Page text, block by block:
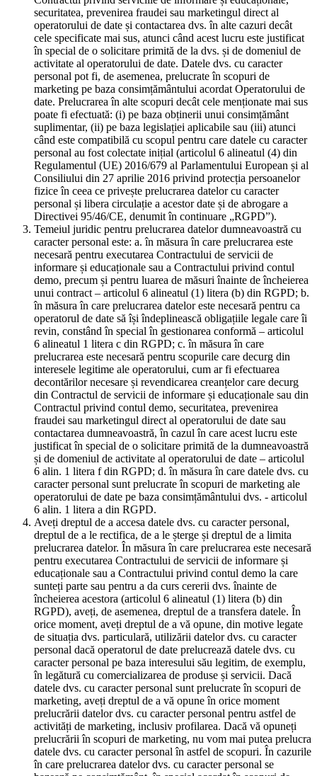
securitatea, prevenirea fraudei sau marketingul direct al
operatorului de date și contactarea dvs. în alte cazuri decât
cele specificate mai sus, atunci când acest lucru este justificat
în special de o solicitare primită de la dvs. și de domeniul de
activitate al operatorului de date. Datele dvs. cu caracter
personal pot fi, de asemenea, prelucrate în scopuri de
marketing pe baza consimțământului acordat Operatorului de
date. Prelucrarea în alte scopuri decât cele menționate mai sus
poate fi efectuată: (i) pe baza obținerii unui consimțământ
suplimentar, (ii) pe baza legislației aplicabile sau (iii) atunci
când este compatibilă cu scopul pentru care datele cu caracter
personal au fost colectate inițial (articolul 6 alineatul (4) din
Regulamentul (UE) 2016/679 al Parlamentului European și al
Consiliului din 27 aprilie 2016 privind protecția persoanelor
fizice în ceea ce privește prelucrarea datelor cu caracter
personal și libera circulație a acestor date și de abrogare a
Directivei 95/46/CE, denumit în continuare „RGPD”).
Temeiul juridic pentru prelucrarea datelor dumneavoastră cu
caracter personal este: a. în măsura în care prelucrarea este
necesară pentru executarea Contractului de servicii de
informare și educaționale sau a Contractului privind contul
demo, precum și pentru luarea de măsuri înainte de încheierea
unui contract – articolul 6 alineatul (1) litera (b) din RGPD; b.
în măsura în care prelucrarea datelor este necesară pentru ca
operatorul de date să își îndeplinească obligațiile legale care îi
revin, constând în special în gestionarea conformă – articolul
6 alineatul 1 litera c din RGPD; c. în măsura în care
prelucrarea este necesară pentru scopurile care decurg din
interesele legitime ale operatorului, cum ar fi efectuarea
decontărilor necesare și revendicarea creanțelor care decurg
din Contractul de servicii de informare și educaționale sau din
Contractul privind contul demo, securitatea, prevenirea
fraudei sau marketingul direct al operatorului de date sau
contactarea dumneavoastră, în cazul în care acest lucru este
justificat în special de o solicitare primită de la dumneavoastră
și de domeniul de activitate al operatorului de date – articolul
6 alin. 1 litera f din RGPD; d. în măsura în care datele dvs. cu
caracter personal sunt prelucrate în scopuri de marketing ale
operatorului de date pe baza consimțământului dvs. - articolul
6 alin. 1 litera a din RGPD.
Aveți dreptul de a accesa datele dvs. cu caracter personal,
dreptul de a le rectifica, de a le șterge și dreptul de a limita
prelucrarea datelor. În măsura în care prelucrarea este necesară
pentru executarea Contractului de servicii de informare și
educaționale sau a Contractului privind contul demo la care
sunteți parte sau pentru a da curs cererii dvs. înainte de
încheierea acestora (articolul 6 alineatul (1) litera (b) din
RGPD), aveți, de asemenea, dreptul de a transfera datele. În
orice moment, aveți dreptul de a vă opune, din motive legate
de situația dvs. particulară, utilizării datelor dvs. cu caracter
personal dacă operatorul de date prelucrează datele dvs. cu
caracter personal pe baza interesului său legitim, de exemplu,
în legătură cu comercializarea de produse și servicii. Dacă
datele dvs. cu caracter personal sunt prelucrate în scopuri de
marketing, aveți dreptul de a vă opune în orice moment
prelucrării datelor dvs. cu caracter personal pentru astfel de
activități de marketing, inclusiv profilarea. Dacă vă opuneți
prelucrării în scopuri de marketing, nu vom mai putea prelucra
datele dvs. cu caracter personal în astfel de scopuri. În cazurile
în care prelucrarea datelor dvs. cu caracter personal se